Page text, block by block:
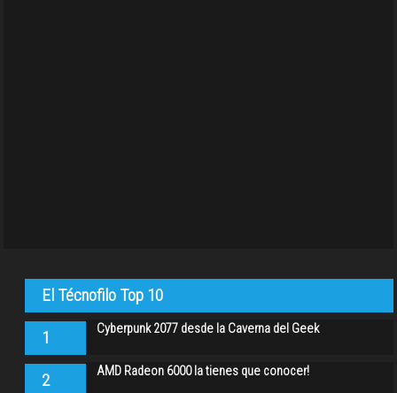
El Técnofilo Top 10
1 Cyberpunk 2077 desde la Caverna del Geek
2 AMD Radeon 6000 la tienes que conocer!